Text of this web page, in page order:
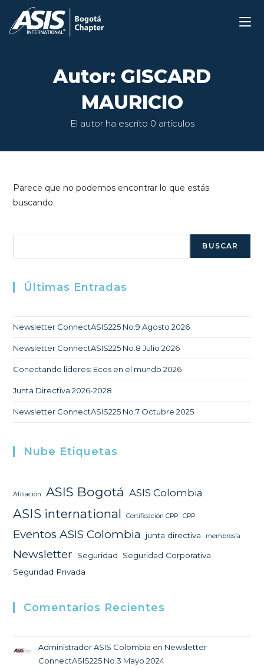
contenido
Autor: GISCARD
MAURICIO
El autor ha escrito 0 artículos
Parece que no podemos encontrar lo que estás
buscando.
BUSCAR
Últimas Entradas
Newsletter ConnectASIS225 No.9 Agosto 2026
Newsletter ConnectASIS225 No.8 Julio 2026
Conectando líderes: Ecos en el mundo 2026
Junta Directiva 2026-2028
Newsletter ConnectASIS225 No.7 Octubre 2025
Nube Etiquetas
Afiliación ASIS Bogotá ASIS Colombia
ASIS international Certificación CPP CPP
Eventos ASIS Colombia junta directiva membresía
Newsletter Seguridad
Seguridad Corporativa
Seguridad Privada
Comentarios Recientes
Administrador ASIS Colombia en Newsletter
ConnectASIS225 No.3 Mayo 2024